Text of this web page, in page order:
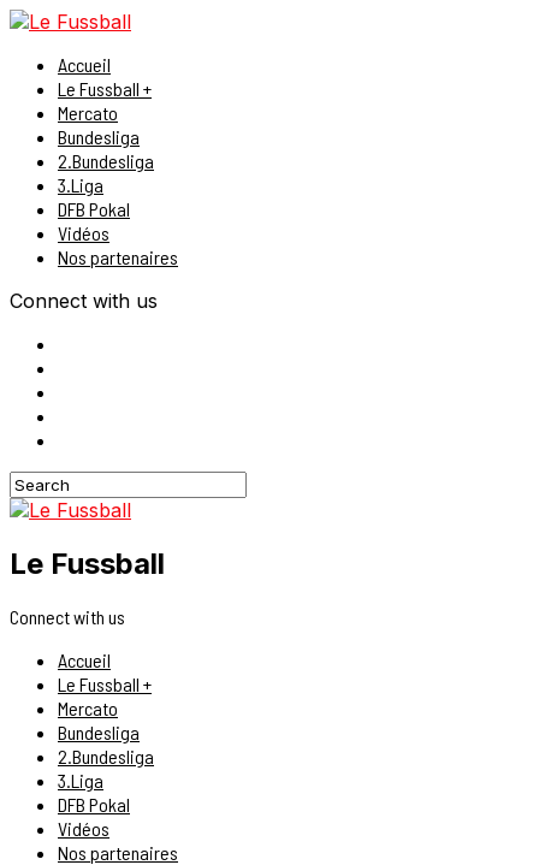
Accueil
Le Fussball +
Mercato
Bundesliga
2.Bundesliga
3.Liga
DFB Pokal
Vidéos
Nos partenaires
Connect with us
Le Fussball
Connect with us
Accueil
Le Fussball +
Mercato
Bundesliga
2.Bundesliga
3.Liga
DFB Pokal
Vidéos
Nos partenaires